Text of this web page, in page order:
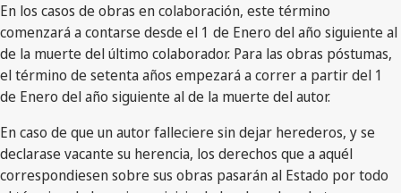
En los casos de obras en colaboración, este término
comenzará a contarse desde el 1 de Enero del año siguiente al
de la muerte del último colaborador. Para las obras póstumas,
el término de setenta años empezará a correr a partir del 1
de Enero del año siguiente al de la muerte del autor.
En caso de que un autor falleciere sin dejar herederos, y se
declarase vacante su herencia, los derechos que a aquél
correspondiesen sobre sus obras pasarán al Estado por todo